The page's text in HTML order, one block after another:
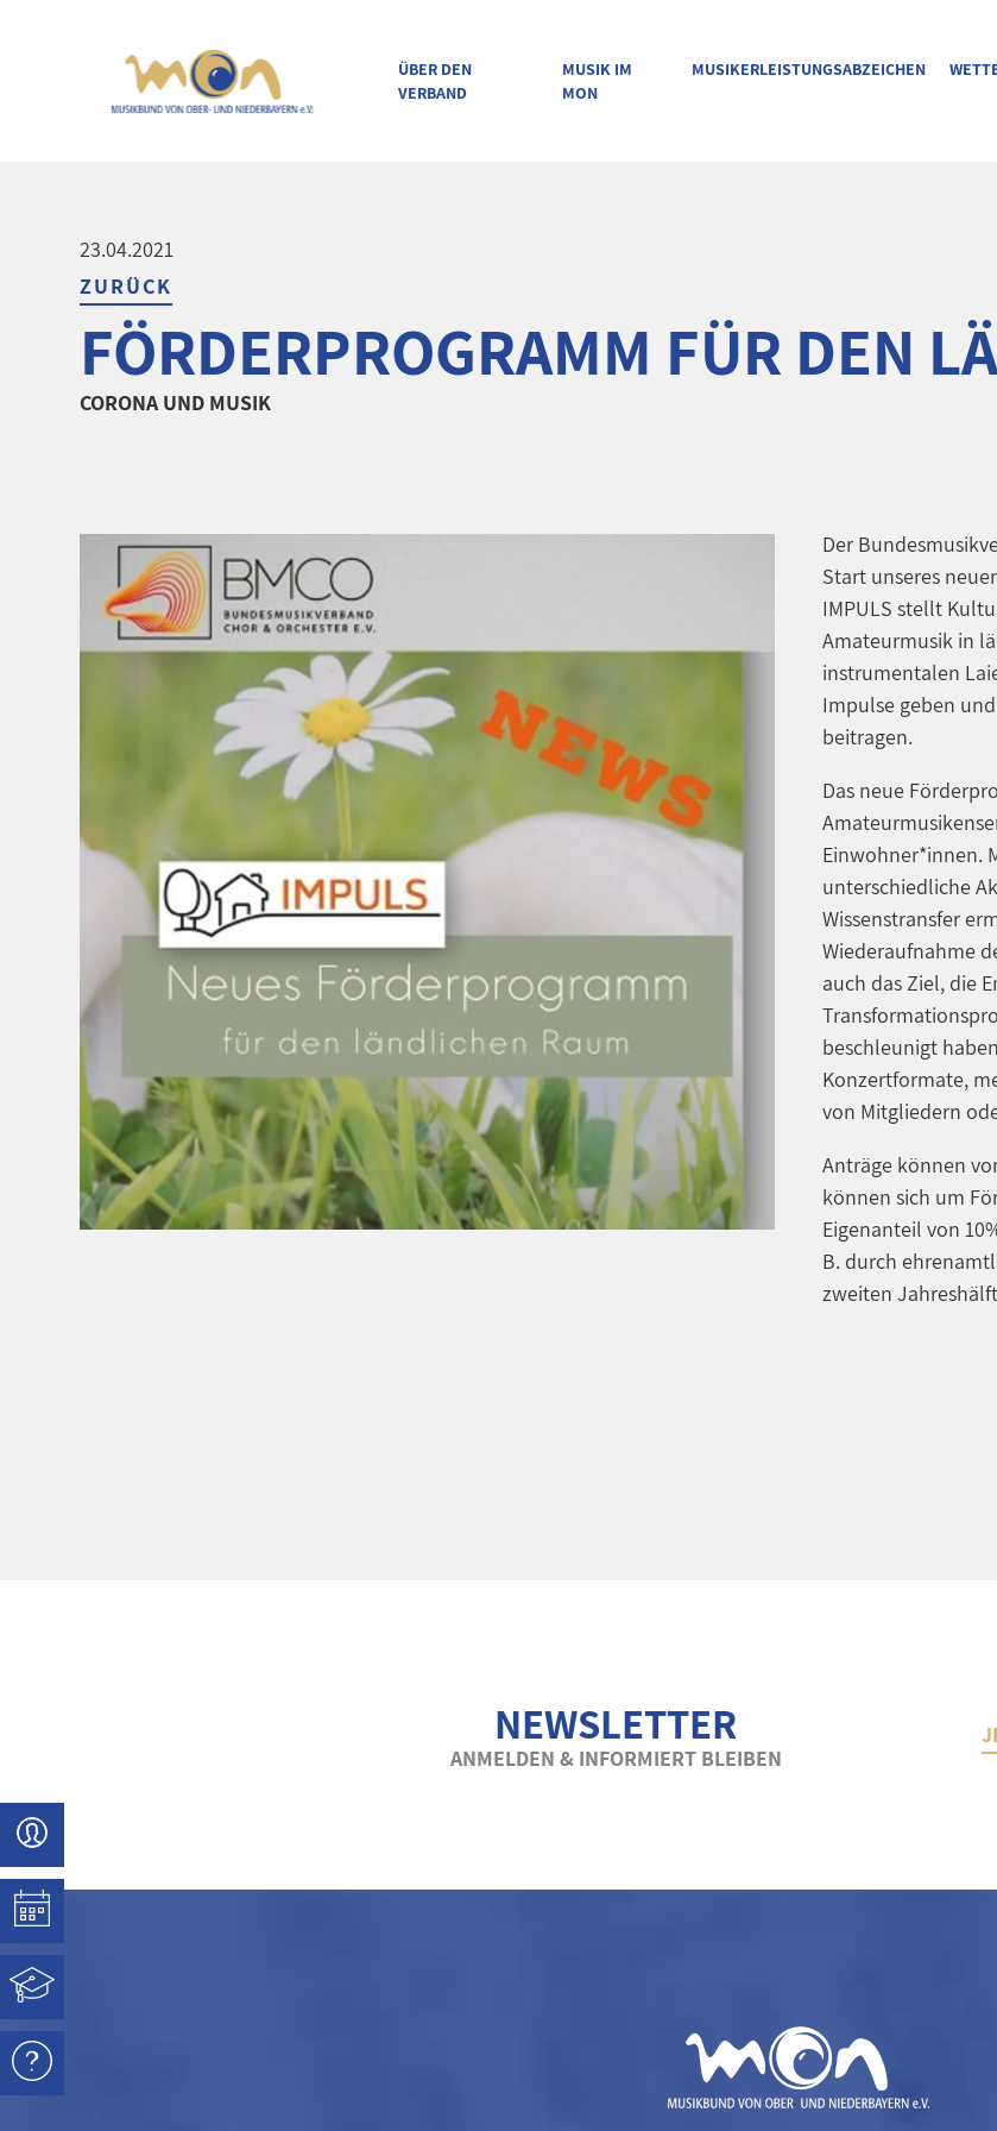
ÜBER DEN
VERBAND
MUSIK IM
MON
MUSIKERLEISTUNGSABZEICHEN
23.04.2021
ZURÜCK
FÖRDERPROGRAMM FÜR DEN
CORONA UND MUSIK
Der
Start unseres
IMPULS stellt
Amateurmusik in
instrumentalen
Impulse geben
beitragen.
Das neue
Einwohner*innen.
unterschiedliche
Wissenstransfer
Wiederaufnahme
auch das Ziel, die
beschleunigt
Konzertformate,
von Mitgliedern
Anträge können
können sich um
Eigenanteil von
B. durch
zweiten
NEWSLETTER
ANMELDEN & INFORMIERT BLEIBEN